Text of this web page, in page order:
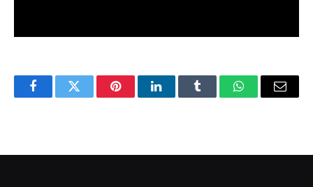
FacebookTwitter PinterestLinkedInTumblr WhatsAppEmail